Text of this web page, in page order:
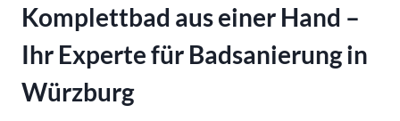
MODERNES
&
GESTALTUNG
Komplettbad aus einer Hand –
Ihr Experte für Badsanierung in
Würzburg